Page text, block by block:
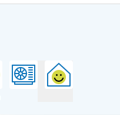
Sommerhuse for 12
Sommerhuse for 14